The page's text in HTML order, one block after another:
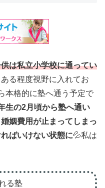
は私立小学校に通ってい
る程度視野に入れてお
本格的に塾へ通う予定で
生の2月頃から塾へ通い
姻費用が止まってしまっ
ばいけない状態に💦私は
る塾